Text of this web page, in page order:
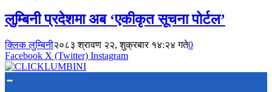
लुम्बिनी प्रदेशमा अब ‘एकीकृत सूचना पोर्टल’
क्लिक लुम्बिनी२०८३ श्रावण २२, शुक्रबार १४:२४ गते0
Facebook X (Twitter) Instagram